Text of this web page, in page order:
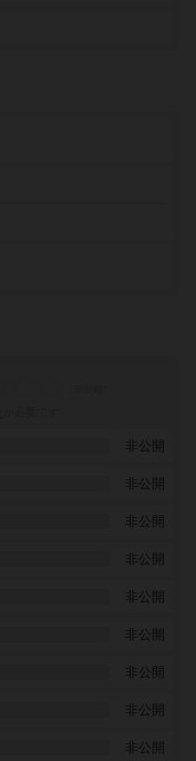
非公開
非公開
非公開
非公開
非公開
非公開
非公開
非公開
非公開